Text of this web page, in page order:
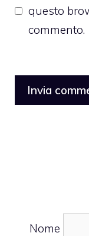
questo
commento.
Nome